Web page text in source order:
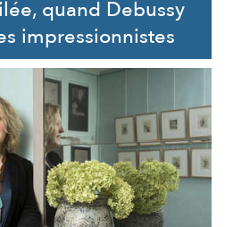
quand Debussy
impressionnistes